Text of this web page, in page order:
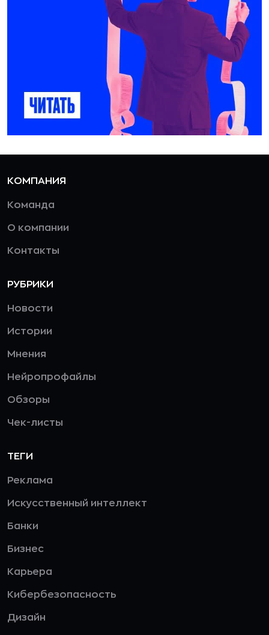
КОМПАНИЯ
Команда
О компании
Контакты
РУБРИКИ
Новости
Истории
Мнения
Нейропрофайлы
Обзоры
Чек-листы
ТЕГИ
Реклама
Искусственный интеллект
Банки
Бизнес
Карьера
Кибербезопасность
Дизайн